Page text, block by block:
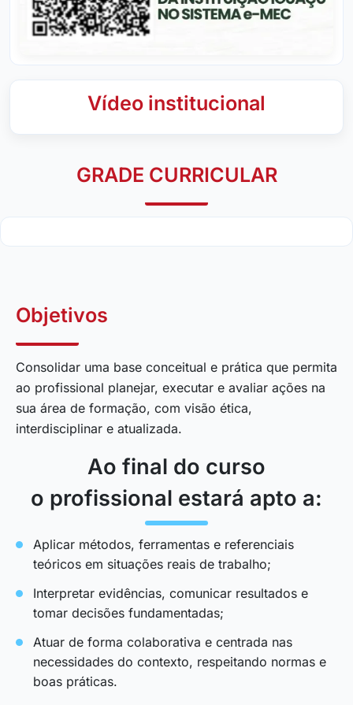
Vídeo institucional
GRADE CURRICULAR
Objetivos
Consolidar uma base conceitual e prática que permita
ao profissional planejar, executar e avaliar ações na
sua área de formação, com visão ética,
interdisciplinar e atualizada.
Ao final do curso
o profissional estará apto a:
Aplicar métodos, ferramentas e referenciais
teóricos em situações reais de trabalho;
Interpretar evidências, comunicar resultados e
tomar decisões fundamentadas;
Atuar de forma colaborativa e centrada nas
necessidades do contexto, respeitando normas e
boas práticas.